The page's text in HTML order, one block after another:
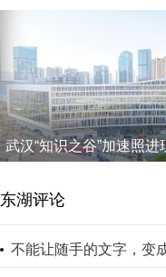
武汉“知识之谷”加速照进
东湖评论
不能让随手的文字，变